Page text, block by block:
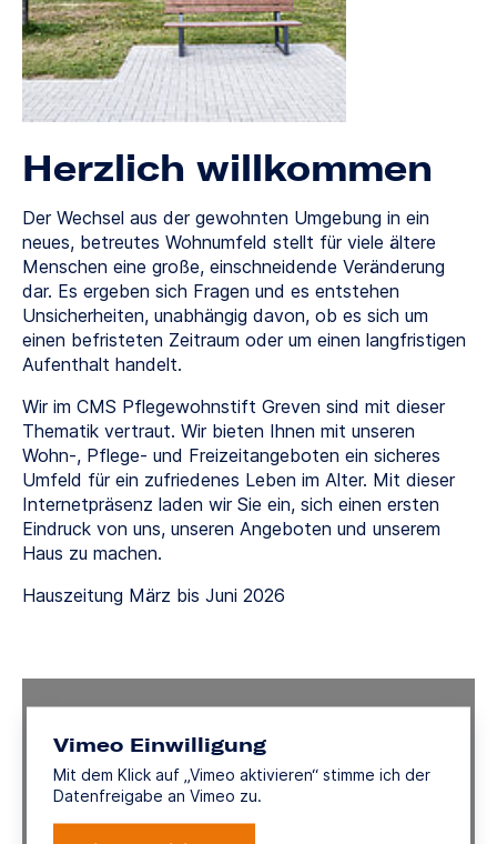
Herzlich willkommen
Der Wechsel aus der gewohnten Umgebung in ein
neues, betreutes Wohnumfeld stellt für viele ältere
Menschen eine große, einschneidende Veränderung
dar. Es ergeben sich Fragen und es entstehen
Unsicherheiten, unabhängig davon, ob es sich um
einen befristeten Zeitraum oder um einen langfristigen
Aufenthalt handelt.
Wir im CMS Pflegewohnstift Greven sind mit dieser
Thematik vertraut. Wir bieten Ihnen mit unseren
Wohn-, Pflege- und Freizeitangeboten ein sicheres
Umfeld für ein zufriedenes Leben im Alter. Mit dieser
Internetpräsenz laden wir Sie ein, sich einen ersten
Eindruck von uns, unseren Angeboten und unserem
Haus zu machen.
Hauszeitung März bis Juni 2026
Vimeo Einwilligung
Mit dem Klick auf „Vimeo aktivieren“ stimme ich der
Datenfreigabe an Vimeo zu.